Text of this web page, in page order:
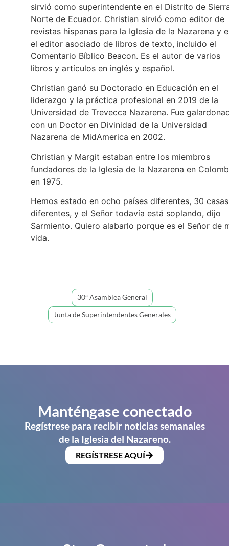
sirvió como superintendente en el Distrito de
Norte de Ecuador. Christian sirvió como editor de
revistas hispanas para la Iglesia de la Nazarena y
el editor asociado de libros de texto, incluido el
Comentario Bíblico Beacon. Es el autor de varios
libros y artículos en inglés y español.
Christian ganó su Doctorado en Educación en el
liderazgo y la práctica profesional en 2019 de la
Universidad de Trevecca Nazarena. Fue
con un Doctor en Divinidad de la Universidad
Nazarena de MidAmerica en 2002.
Christian y Margit estaban entre los miembros
fundadores de la Iglesia de la Nazarena en
en 1975.
Hemos estado en ocho países diferentes, 30 casas
diferentes, y el Señor todavía está soplando, dijo
Sarmiento. Quiero alabarlo porque es el Señor de
vida.
30ª Asamblea General
Junta de Superintendentes Generales
Manténgase conectado
Regístrese para recibir noticias semanales
de la Iglesia del Nazareno.
REGÍSTRESE AQUÍ